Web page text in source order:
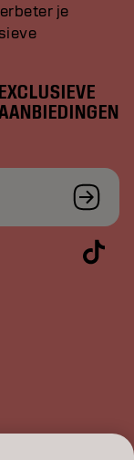
je
EXCLUSIEVE